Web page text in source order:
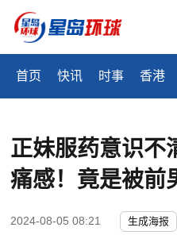
首页 快讯 时事 香港
正妹服药意识不
痛感！竟是被前
2024-08-05 08:21 生成海报